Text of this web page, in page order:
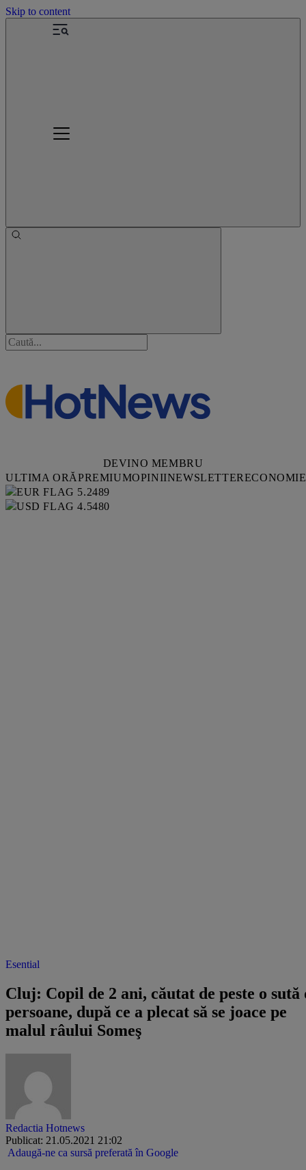
Skip to content
DEVINO MEMBRU
ULTIMA ORĂPREMIUMOPINIINEWSLETTERECONOMIE
5.2489
4.5480
Esential
Cluj: Copil de 2 ani, căutat de peste o sută
persoane, după ce a plecat să se joace pe
malul râului Someş
Redactia Hotnews
Publicat: 21.05.2021 21:02
Adaugă-ne ca sursă preferată în Google